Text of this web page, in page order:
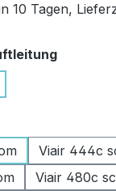
10 Tagen,
Viair 444c
Viair 480c